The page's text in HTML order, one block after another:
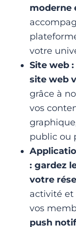
moderne
votre
Site web
site web
grâce à
vos
public ou
: gardez
votre
activité et
vos
push